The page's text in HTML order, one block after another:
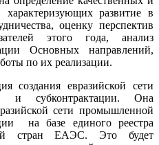
характеризующих развитие в
оценку перспектив
этого года, анализ
Основных направлений,
по их реализации.
создания евразийской сети
и субконтрактации. Она
сети промышленной
на базе единого реестра
стран ЕАЭС. Это будет